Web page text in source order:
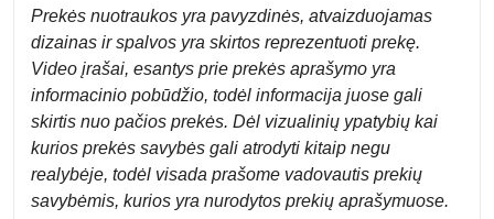
Prekės nuotraukos yra pavyzdinės, atvaizduojamas
dizainas ir spalvos yra skirtos reprezentuoti prekę.
Video įrašai, esantys prie prekės aprašymo yra
informacinio pobūdžio, todėl informacija juose gali
skirtis nuo pačios prekės. Dėl vizualinių ypatybių kai
kurios prekės savybės gali atrodyti kitaip negu
realybėje, todėl visada prašome vadovautis prekių
savybėmis, kurios yra nurodytos prekių aprašymuose.